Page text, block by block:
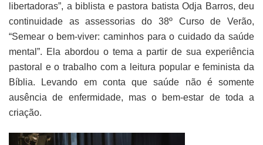
libertadoras”, a biblista e pastora batista Odja Barros, deu
continuidade as assessorias do 38º Curso de Verão,
“Semear o bem-viver: caminhos para o cuidado da saúde
mental”. Ela abordou o tema a partir de sua experiência
pastoral e o trabalho com a leitura popular e feminista da
Bíblia. Levando em conta que saúde não é somente
ausência de enfermidade, mas o bem-estar de toda a
criação.